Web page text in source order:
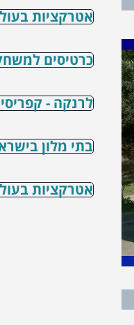
אטרקציות
כרטיסים
לרנקה -
בתי מלון
אטרקציות